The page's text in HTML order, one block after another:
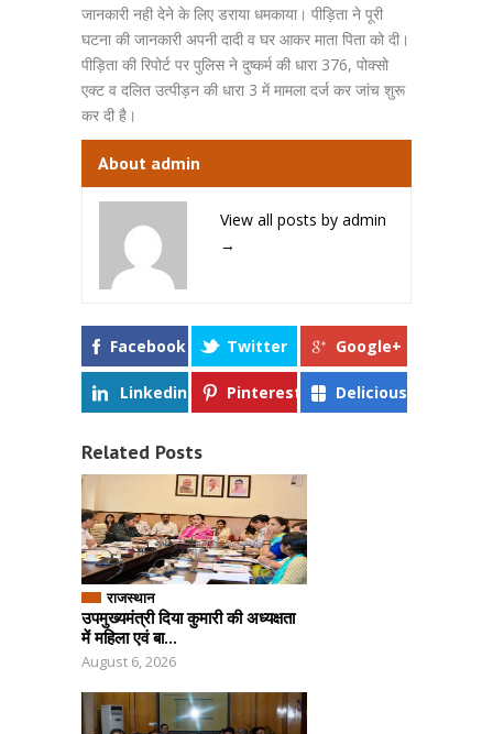
जानकारी नही देने के लिए डराया धमकाया। पीड़िता ने पूरी
घटना की जानकारी अपनी दादी व घर आकर माता पिता को दी।
पीड़िता की रिपोर्ट पर पुलिस ने दुष्कर्म की धारा 376, पोक्सो
एक्ट व दलित उत्पीड़न की धारा 3 में मामला दर्ज कर जांच शुरू
कर दी है।
About admin
View all posts by admin
→
Facebook Twitter Google+
Linkedin Pinterest Delicious
Related Posts
राजस्थान
उपमुख्यमंत्री दिया कुमारी की अध्यक्षता
में महिला एवं बा...
August 6, 2026